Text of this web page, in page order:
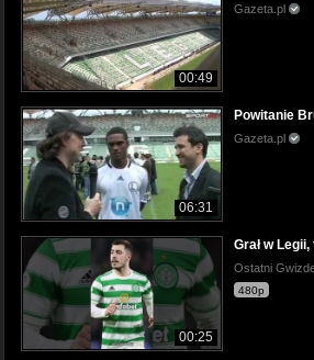
00:49
Gazeta.pl
06:31
Powitanie
Gazeta.pl
00:25
Grał w
Ostatni
480p